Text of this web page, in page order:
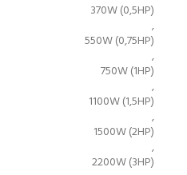
370W (0,5HP)
,
550W (0,75HP)
,
750W (1HP)
,
1100W (1,5HP)
,
1500W (2HP)
,
2200W (3HP)